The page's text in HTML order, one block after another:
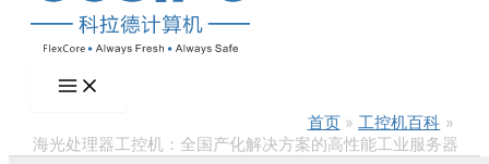
首页
工控机百科
海光处理器工控机：全国产化解决方案的高性能工业服务器